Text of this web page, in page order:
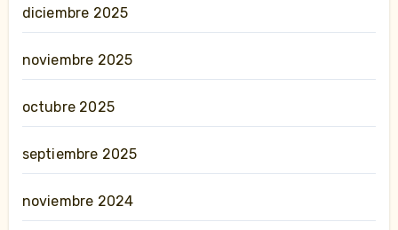
diciembre 2025
noviembre 2025
octubre 2025
septiembre 2025
noviembre 2024